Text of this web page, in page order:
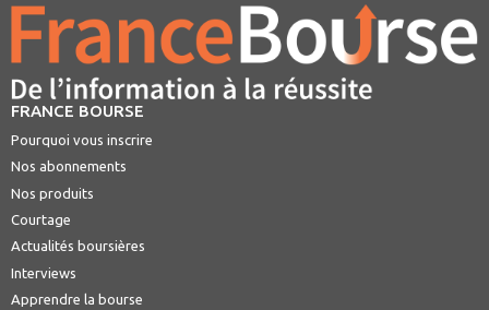
FRANCE BOURSE
Pourquoi vous inscrire
Nos abonnements
Nos produits
Courtage
Actualités boursières
Interviews
Apprendre la bourse